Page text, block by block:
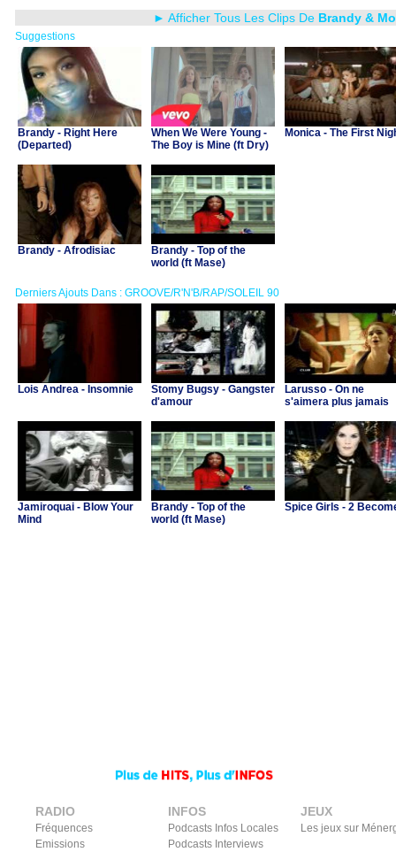
► Afficher Tous Les Clips De Brandy &
Suggestions
Brandy - Right Here
(Departed)
When We Were Young -
The Boy is Mine (ft Dry)
Monica - The First
Brandy - Afrodisiac
Brandy - Top of the
world (ft Mase)
Derniers Ajouts Dans : GROOVE/R'N'B/RAP/SOLEIL 90
Lois Andrea - Insomnie
Stomy Bugsy - Gangster
d'amour
Larusso - On ne
s'aimera plus jamais
Jamiroquai - Blow Your
Mind
Brandy - Top of the
world (ft Mase)
Spice Girls - 2
RADIO
Fréquences
Emissions
INFOS
Podcasts Infos Locales
Podcasts Interviews
JEUX
Les jeux sur